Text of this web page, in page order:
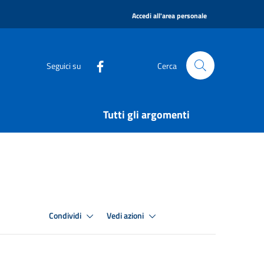
Accedi all'area personale
Seguici su Cerca
Tutti gli argomenti
Condividi Vedi azioni